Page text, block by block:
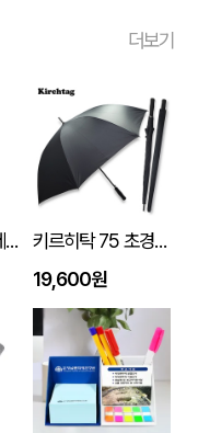
더보기
페리오치약칫솔세트
키르히탁 75 초경량 올카본 UV 암막우산
19,600원